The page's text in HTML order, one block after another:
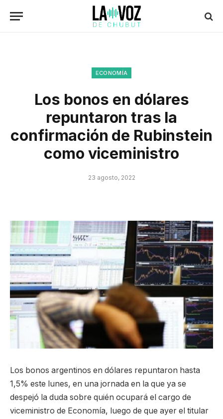
ECONOMÍA
Los bonos en dólares
repuntaron tras la
confirmación de Rubinstein
como viceministro
23 agosto, 2022
Los bonos argentinos en dólares repuntaron hasta
1,5% este lunes, en una jornada en la que ya se
despejó la duda sobre quién ocupará el cargo de
viceministro de Economía, luego de que ayer el titular